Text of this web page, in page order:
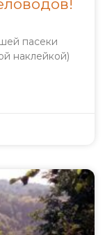
пасеки
наклейкой)